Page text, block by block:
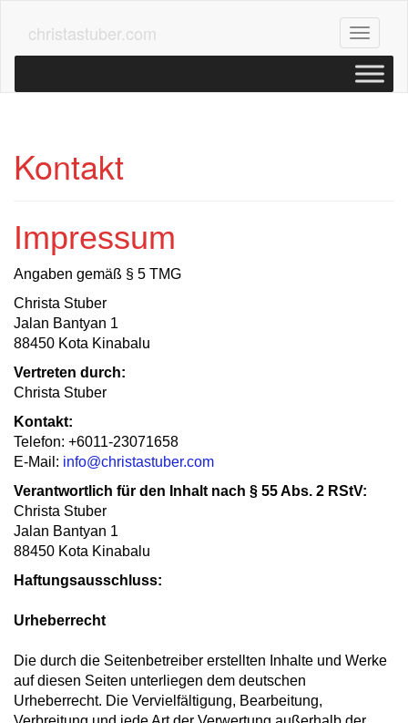
content
christastuber.com Toggle
Kontakt
Impressum
Angaben gemäß § 5 TMG
Christa Stuber
Jalan Bantyan 1
88450 Kota Kinabalu
Vertreten durch:
Christa Stuber
Kontakt:
Telefon: +6011-23071658
E-Mail: info@christastuber.com
Verantwortlich für den Inhalt nach § 55 Abs. 2 RStV:
Christa Stuber
Jalan Bantyan 1
88450 Kota Kinabalu
Haftungsausschluss:
Urheberrecht
Die durch die Seitenbetreiber erstellten Inhalte und Werke
auf diesen Seiten unterliegen dem deutschen
Urheberrecht. Die Vervielfältigung, Bearbeitung,